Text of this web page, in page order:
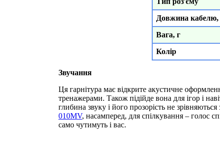
Довжина
Вага, г
Колір
Звучання
Ця гарнітура має відкрите акустичне
тренажерами. Також підійде вона для ігор і
глибина звуку і його прозорість не
010MV, насамперед, для спілкування – голос
само чутимуть і вас.